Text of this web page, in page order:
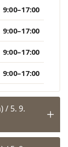
9:00–17:00
9:00–17:00
9:00–17:00
9:00–17:00
/ 5. 9.